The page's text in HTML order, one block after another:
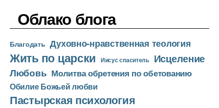
о
п
л
е
е
р
Облако блога
Благодать Духовно-нравственная теология
Жить по царски Иисус спаситель Исцеление
Любовь Молитва обретения по обетованию
Обилие Божьей любви
Пастырская психология